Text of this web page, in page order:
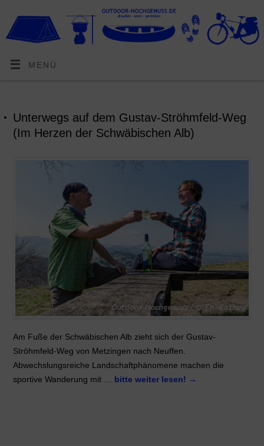
MENÜ
Unterwegs auf dem Gustav-Ströhmfeld-Weg
(Im Herzen der Schwäbischen Alb)
Am Fuße der Schwäbischen Alb zieht sich der Gustav-
Ströhmfeld-Weg von Metzingen nach Neuffen.
Abwechslungsreiche Landschaftphänomene machen die
sportive Wanderung mit … bitte weiter lesen! →